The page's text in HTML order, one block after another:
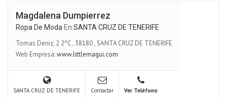
Magdalena Dumpierrez
Ropa De Moda En SANTA CRUZ DE TENERIFE
Tomas Deniz, 2 2ºC, 38180,SANTA CRUZ DE TENERIFE
Web Empresa:www.littlemagui.com
SANTA CRUZ DE TENERIFE Contactar Ver Teléfono